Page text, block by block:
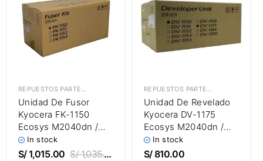
REPUESTOS PARTES & PIEZAS UNIDAD DE FUSOR
Unidad De Fusor
Kyocera FK-1150
Ecosys M2040dn /
M2640idw Fuser Unit
In stock
S/1,015.00 S/1,035.00
REPUESTOS PARTES & PIEZAS
Unidad De Revelado
Kyocera DV-1175
Ecosys M2040dn /
M2640idw
Developing Unit
In stock
S/810.00